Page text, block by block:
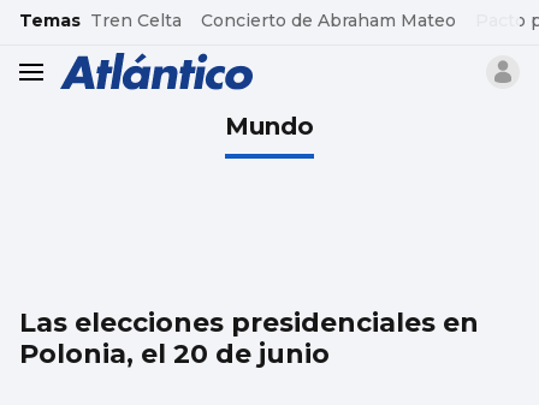
common.go-to-content
Temas Tren Celta Concierto de Abraham Mateo Pacto
header.menu.open
Mundo
Las elecciones presidenciales en
Polonia, el 20 de junio